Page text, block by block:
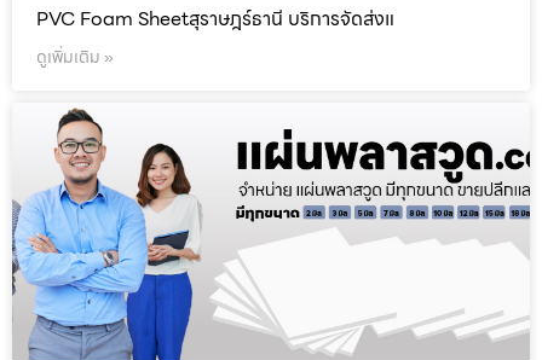
PVC Foam Sheetสุราษฎร์ธานี บริการจัดส่งแ
ดูเพิ่มเติม »